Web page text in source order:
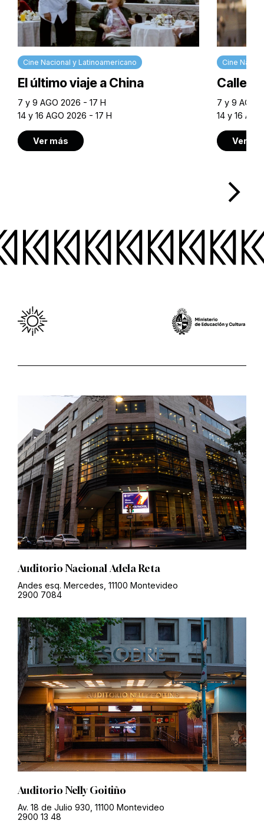
Cine Nacional y Latinoamericano
El último viaje a China
7 y 9 AGO 2026 - 17 H
14 y 16 AGO 2026 - 17 H
Ver más
Cine
Calle
7 y 9 AGO
14 y 16
Ver
arrow_forward_ios
Auditorio Nacional Adela Reta
Andes esq. Mercedes, 11100 Montevideo
2900 7084
Auditorio Nelly Goitiño
Av. 18 de Julio 930, 11100 Montevideo
2900 13 48